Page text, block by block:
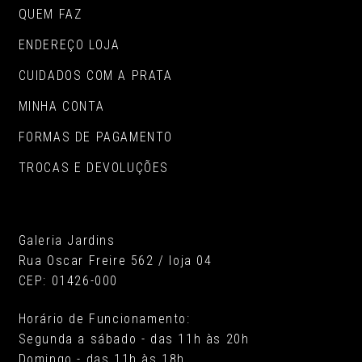
QUEM FAZ
ENDEREÇO LOJA
CUIDADOS COM A PRATA
MINHA CONTA
FORMAS DE PAGAMENTO
TROCAS E DEVOLUÇÕES
Galeria Jardins
Rua Oscar Freire 562 / loja 04
CEP: 01426-000
Horário de Funcionamento:
Segunda a sábado - das 11h às 20h